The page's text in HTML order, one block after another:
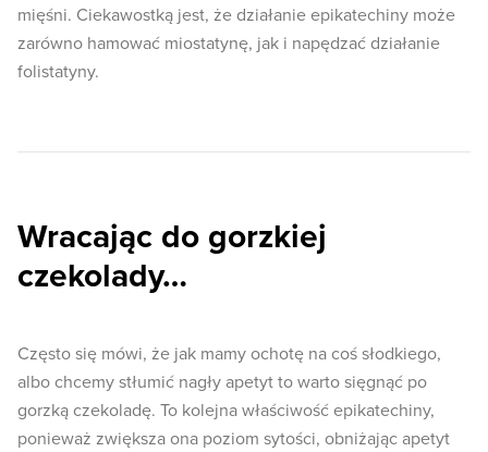
mięśni. Ciekawostką jest, że działanie epikatechiny może
zarówno hamować miostatynę, jak i napędzać działanie
folistatyny.
Wracając do gorzkiej
czekolady…
Często się mówi, że jak mamy ochotę na coś słodkiego,
albo chcemy stłumić nagły apetyt to warto sięgnąć po
gorzką czekoladę. To kolejna właściwość epikatechiny,
ponieważ zwiększa ona poziom sytości, obniżając apetyt